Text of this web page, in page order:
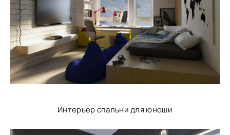
Интерьер спальни для юноши